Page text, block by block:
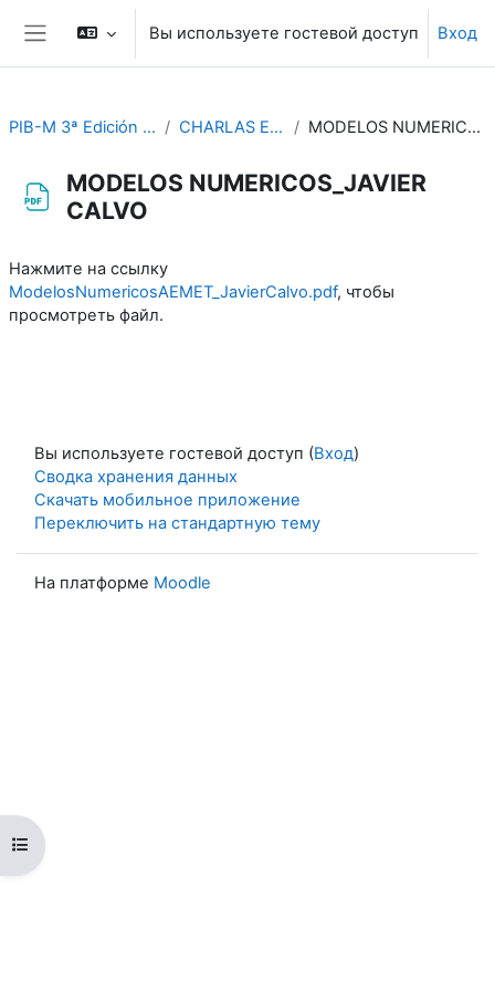
Перейти к основному содержанию
Боковая панель
Вы используете гостевой доступ Вход
Открыть оглавление курса
PIB-M 3ª Edición (fase práctica) CHARLAS ESPECIFICAS MODELOS NUMERICOS_JAVIER CALVO
MODELOS NUMERICOS_JAVIER
CALVO
Нажмите на ссылку
ModelosNumericosAEMET_JavierCalvo.pdf, чтобы
просмотреть файл.
Вы используете гостевой доступ (Вход)
Сводка хранения данных
Скачать мобильное приложение
Переключить на стандартную тему
На платформе Moodle